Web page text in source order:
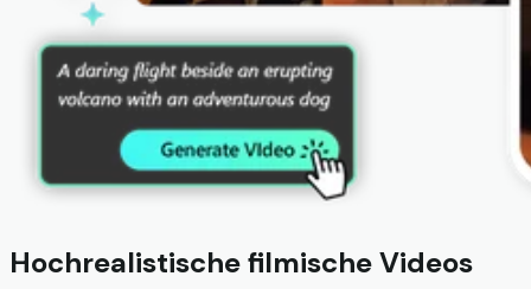
Hochrealistische filmische Videos